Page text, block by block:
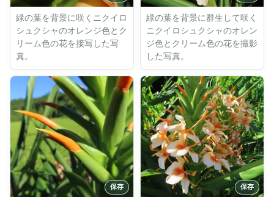
緑の葉を背景に咲くニクイロ
シュクシャのオレンジ色とク
リーム色の花を接写した写
真。
緑の葉を背景に群生して咲く
ニクイロシュクシャのオレン
ジ色とクリーム色の花を撮影
した写真。